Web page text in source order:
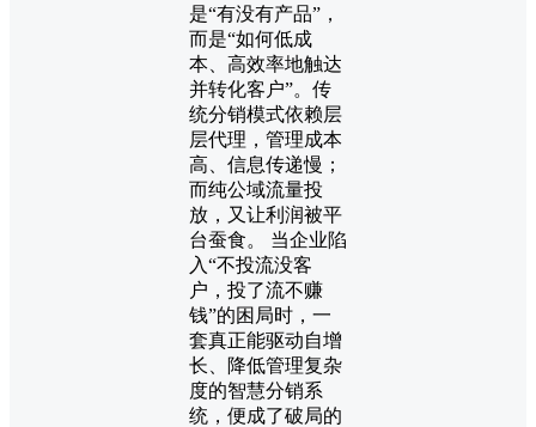
是“有没有产品”，
而是“如何低成
本、高效率地触达
并转化客户”。传
统分销模式依赖层
层代理，管理成本
高、信息传递慢；
而纯公域流量投
放，又让利润被平
台蚕食。 当企业陷
入“不投流没客
户，投了流不赚
钱”的困局时，一
套真正能驱动自增
长、降低管理复杂
度的智慧分销系
统，便成了破局的